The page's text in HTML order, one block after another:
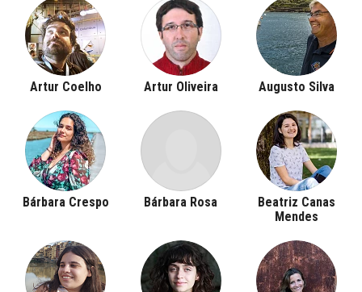
Artur Coelho Artur Oliveira Augusto Silva
Bárbara Crespo Bárbara Rosa
Beatriz Canas
Mendes